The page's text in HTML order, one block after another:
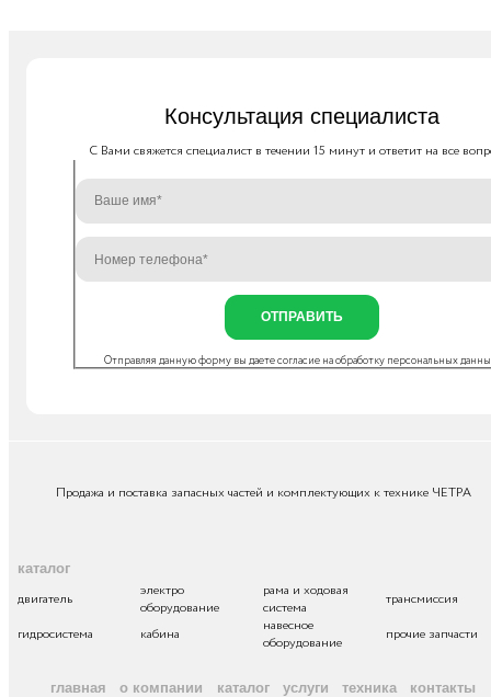
Консультация специалиста
C Вами свяжется специалист в течении 15 минут и ответит на все
ОТПРАВИТЬ
Отправляя данную форму вы даете согласие наобработку персональных
Продажа и поставка запасных частей и комплектующих к технике ЧЕТРА
каталог
двигатель
электро
оборудование
рама и ходовая
система
трансмиссия
гидросистема
кабина
навесное
оборудование
прочие запчасти
главная о компании каталог услуги техника контакты